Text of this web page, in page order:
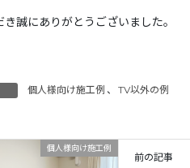
き誠にありがとうございました。
個人様向け施工例 、 TV以外の例
個人様向け施工例
前の記事